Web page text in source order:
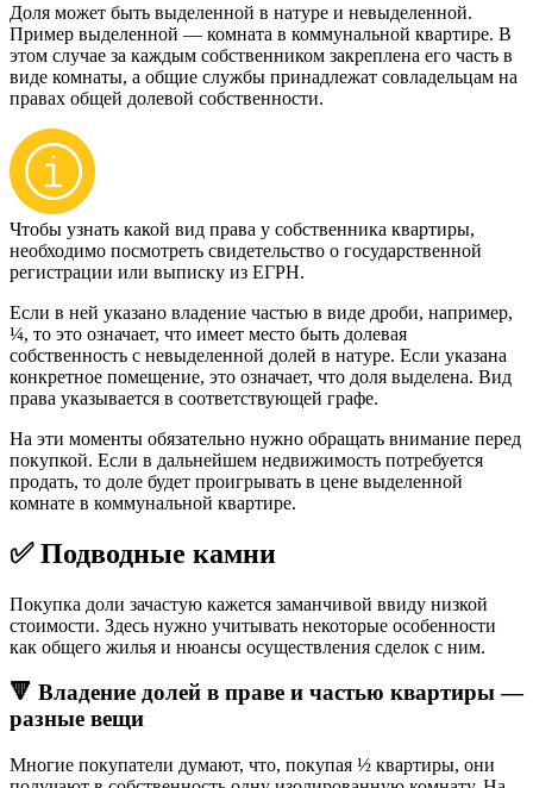
Доля может быть выделенной в натуре и невыделенной.
Пример выделенной — комната в коммунальной квартире. В
этом случае за каждым собственником закреплена его часть в
виде комнаты, а общие службы принадлежат совладельцам на
правах общей долевой собственности.
Чтобы узнать какой вид права у собственника квартиры,
необходимо посмотреть свидетельство о государственной
регистрации или выписку из ЕГРН.
Если в ней указано владение частью в виде дроби, например,
¼, то это означает, что имеет место быть долевая
собственность с невыделенной долей в натуре. Если указана
конкретное помещение, это означает, что доля выделена. Вид
права указывается в соответствующей графе.
На эти моменты обязательно нужно обращать внимание перед
покупкой. Если в дальнейшем недвижимость потребуется
продать, то доле будет проигрывать в цене выделенной
комнате в коммунальной квартире.
✅ Подводные камни
Покупка доли зачастую кажется заманчивой ввиду низкой
стоимости. Здесь нужно учитывать некоторые особенности
как общего жилья и нюансы осуществления сделок с ним.
🔻 Владение долей в праве и частью квартиры —
разные вещи
Многие покупатели думают, что, покупая ½ квартиры, они